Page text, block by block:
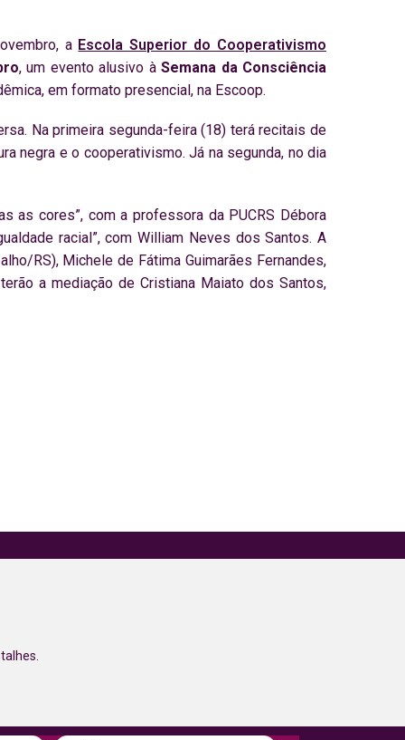
a Escola Superior do Cooperativismo
, um evento alusivo à Semana da Consciência
em formato presencial, na Escoop.
Na primeira segunda-feira (18) terá recitais de
negra e o cooperativismo. Já na segunda, no dia
as cores”, com a professora da PUCRS Débora
racial”, com William Neves dos Santos. A
RS), Michele de Fátima Guimarães Fernandes,
a mediação de Cristiana Maiato dos Santos,